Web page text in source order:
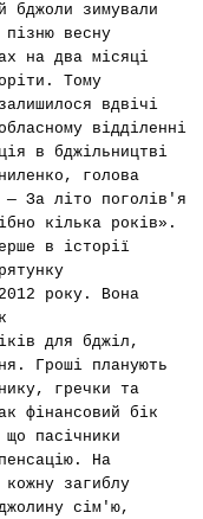
бджоли зимували
весну
на два місяці
Тому
вдвічі
відділенні
в бджільництві
голова
— За літо поголів'я
кілька років».
в історії
року. Вона
для бджіл,
Гроші планують
гречки та
фінансовий бік
пасічники
На
загиблу
сім'ю,